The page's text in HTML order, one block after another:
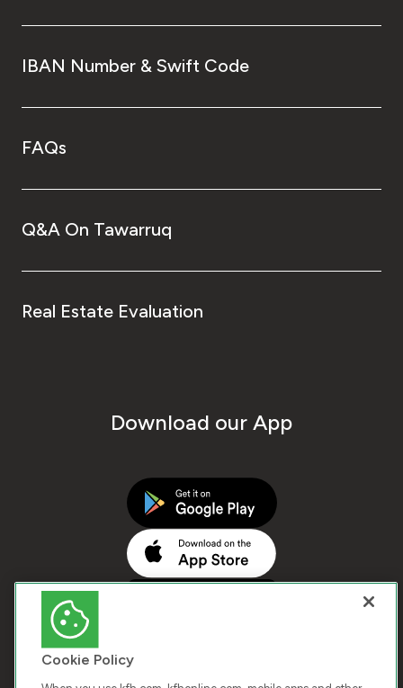
IBAN Number & Swift Code
FAQs
Q&A On Tawarruq
Real Estate Evaluation
Download our App
Cookie Policy